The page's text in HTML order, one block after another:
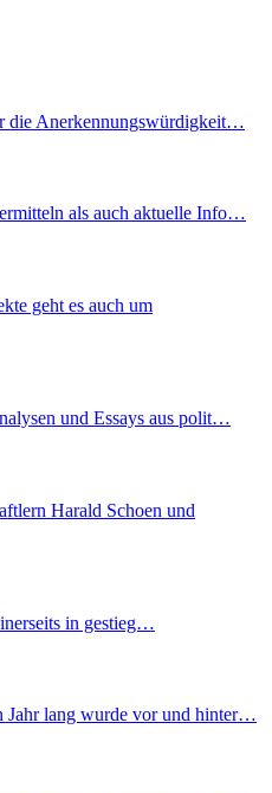
die Anerkennungswürdigkeit…
als auch aktuelle Info…
geht es auch um
und Essays aus polit…
Harald Schoen und
in gestieg…
Jahr lang wurde vor und hinter…